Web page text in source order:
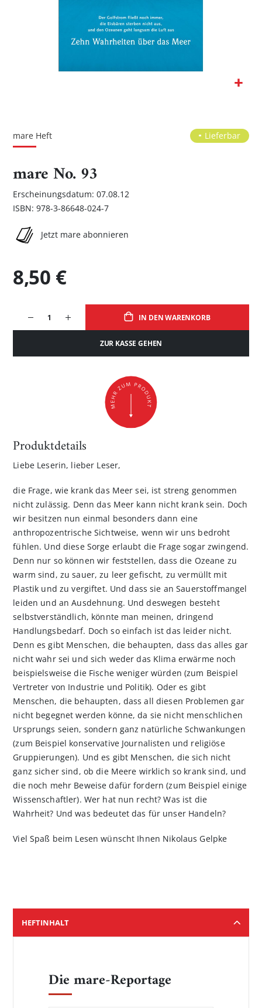
Bildgalerie
mare Heft Lieferbar
mare No. 93
Erscheinungsdatum: 07.08.12
ISBN: 978-3-86648-024-7
Jetzt mare abonnieren
IN DEN WARENKORB
ZUR KASSE GEHEN
8,50 €
Produktdetails
Liebe Leserin, lieber Leser,
die Frage, wie krank das Meer sei, ist streng genommen
nicht zulässig. Denn das Meer kann nicht krank sein. Doch
wir besitzen nun einmal besonders dann eine
anthropozentrische Sichtweise, wenn wir uns bedroht
fühlen. Und diese Sorge erlaubt die Frage sogar zwingend.
Denn nur so können wir feststellen, dass die Ozeane zu
warm sind, zu sauer, zu leer gefischt, zu vermüllt mit
Plastik und zu vergiftet. Und dass sie an Sauerstoffmangel
leiden und an Ausdehnung. Und deswegen besteht
selbstverständlich, könnte man meinen, dringend
Handlungsbedarf. Doch so einfach ist das leider nicht.
Denn es gibt Menschen, die behaupten, dass das alles gar
nicht wahr sei und sich weder das Klima erwärme noch
beispielsweise die Fische weniger würden (zum Beispiel
Vertreter von Industrie und Politik). Oder es gibt
Menschen, die behaupten, dass all diesen Problemen gar
nicht begegnet werden könne, da sie nicht menschlichen
Ursprungs seien, sondern ganz natürliche Schwankungen
(zum Beispiel konservative Journalisten und religiöse
Gruppierungen). Und es gibt Menschen, die sich nicht
ganz sicher sind, ob die Meere wirklich so krank sind, und
die noch mehr Beweise dafür fordern (zum Beispiel einige
Wissenschaftler). Wer hat nun recht? Was ist die
Wahrheit? Und was bedeutet das für unser Handeln?
Viel Spaß beim Lesen wünscht Ihnen Nikolaus Gelpke
HEFTINHALT
Die mare-Reportage